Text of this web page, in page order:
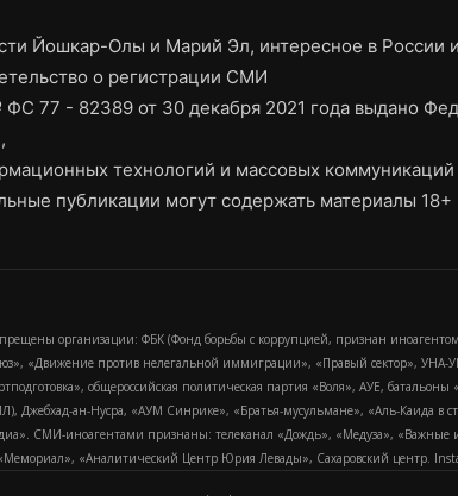
Йошкар-Олы и Марий Эл, интересное в
о регистрации СМИ
77 - 82389 от 30 декабря 2021 года выдано
технологий и массовых коммуникаций
публикации могут содержать материалы 18+
организации: ФБК (Фонд борьбы с коррупцией, признан
«Движение против нелегальной иммиграции», «Правый сектор»,
общероссийская политическая партия «Воля», АУЕ,
Джебхад-ан-Нусра, «АУМ Синрике», «Братья-мусульмане», «Аль-Каида
СМИ-иноагентами признаны: телеканал «Дождь», «Медуза», «Важные
«Аналитический Центр Юрия Левады», Сахаровский центр.